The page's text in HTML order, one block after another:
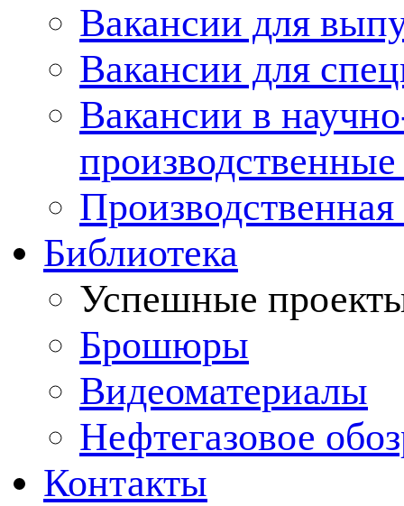
Вакансии для
Вакансии для
Вакансии в
Производственная
Библиотека
Успешные
Брошюры
Видеоматериалы
Нефтегазовое
Контакты